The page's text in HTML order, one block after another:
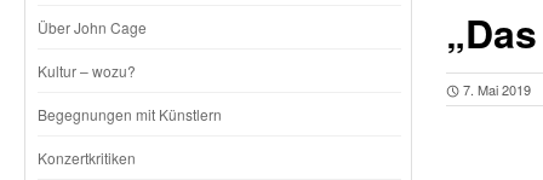
CONTENT
Über John Cage
Kultur – wozu?
Begegnungen mit Künstlern
Konzertkritiken
7. Mai 2019